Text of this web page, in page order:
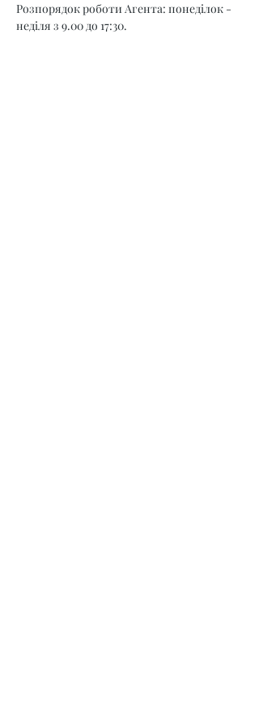
Розпорядок роботи Агента: понеділок -
неділя з 9.00 до 17:30.